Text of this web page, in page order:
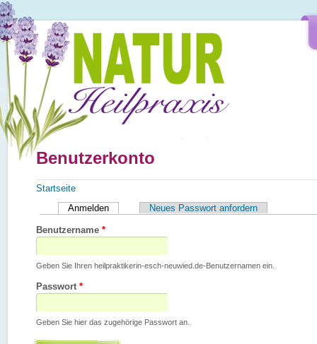
Direkt zum Inhalt
Benutzerkonto
Sie sind hier
Startseite
Haupt-Reiter
Anmelden (aktiver Reiter)Neues Passwort anfordern
Benutzername *
Geben Sie Ihren heilpraktikerin-esch-neuwied.de-Benutzernamen ein.
Passwort *
Geben Sie hier das zugehörige Passwort an.